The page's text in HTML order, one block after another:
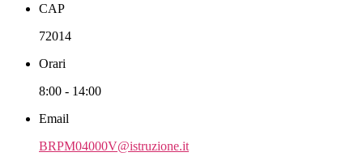
CAP
72014
Orari
8:00 - 14:00
Email
BRPM04000V@istruzione.it